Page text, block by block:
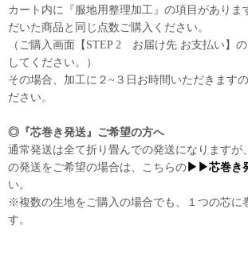
カート内に『服地用整理加工』の項目がありま
だいた商品と同じ点数ご購入ください。
（ご購入画面【STEP 2 お届け先 お支払い】
してください。）
その場合、加工に２~３日お時間いただきます
ださい。
◎『芯巻き発送』ご希望の方へ
通常発送は全て折り畳んでの発送になりますが
の発送をご希望の場合は、こちらの▶▶芯巻き
い。
※複数の生地をご購入の場合でも、１つの芯に
す。